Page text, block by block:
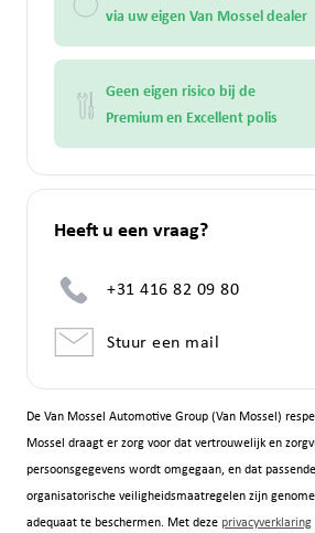
De Van Mossel Automotive Group (Van Mossel)
Mossel draagt er zorg voor dat vertrouwelijk en
persoonsgegevens wordt omgegaan, en dat
organisatorische veiligheidsmaatregelen zijn
adequaat te beschermen. Met deze privacyverklaring
via uw eigen Van Mossel dealer
Geen eigen risico bij de
Premium en Excellent polis
Heeft u een vraag?
+31 416 82 09 80
Stuur een mail